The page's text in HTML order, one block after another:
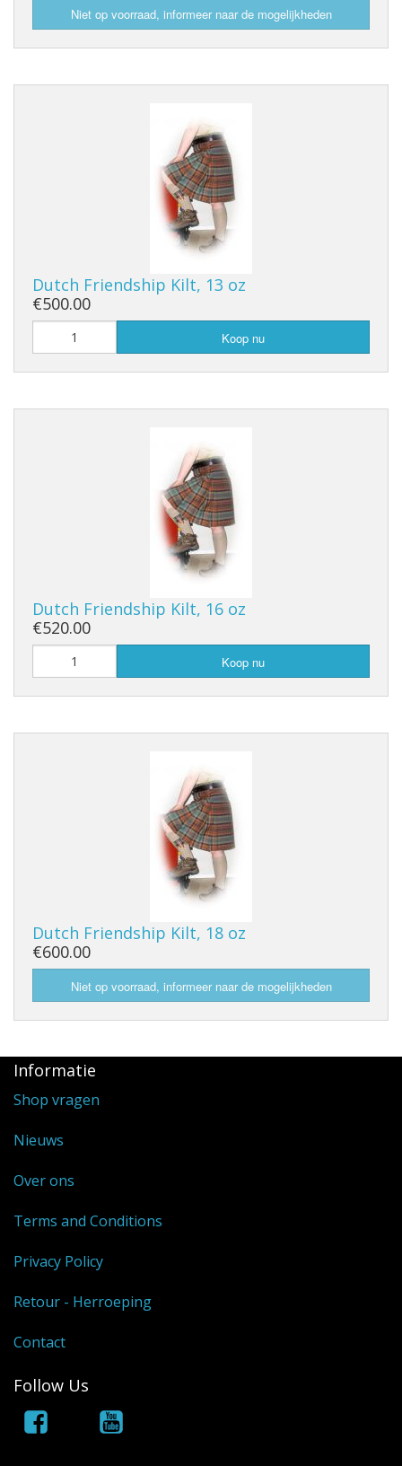
Dutch Friendship Kilt, 13 oz
€500.00
Koop nu
Dutch Friendship Kilt, 16 oz
€520.00
Koop nu
Dutch Friendship Kilt, 18 oz
€600.00
Informatie
Shop vragen
Nieuws
Over ons
Terms and Conditions
Privacy Policy
Retour - Herroeping
Contact
Follow Us